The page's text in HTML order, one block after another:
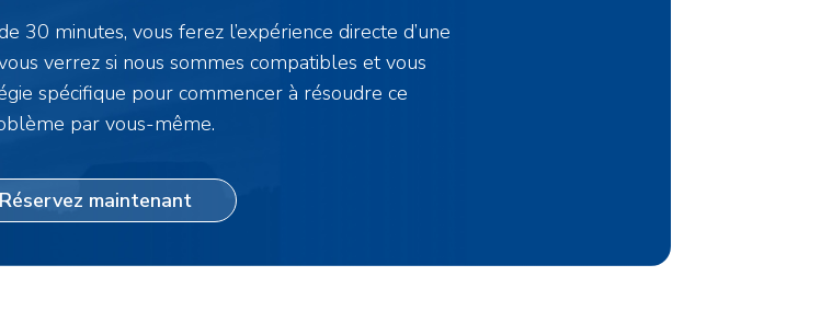
30 minutes, vous ferez l’expérience directe d’une
verrez si nous sommes compatibles et vous
spécifique pour commencer à résoudre ce
par vous-même.
Réservez maintenant